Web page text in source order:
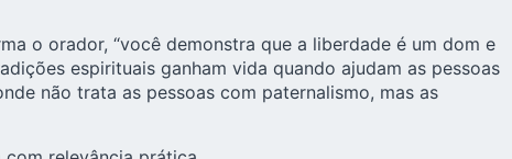
o orador, “você demonstra que a liberdade é um dom e
espirituais ganham vida quando ajudam as pessoas
não trata as pessoas com paternalismo, mas as